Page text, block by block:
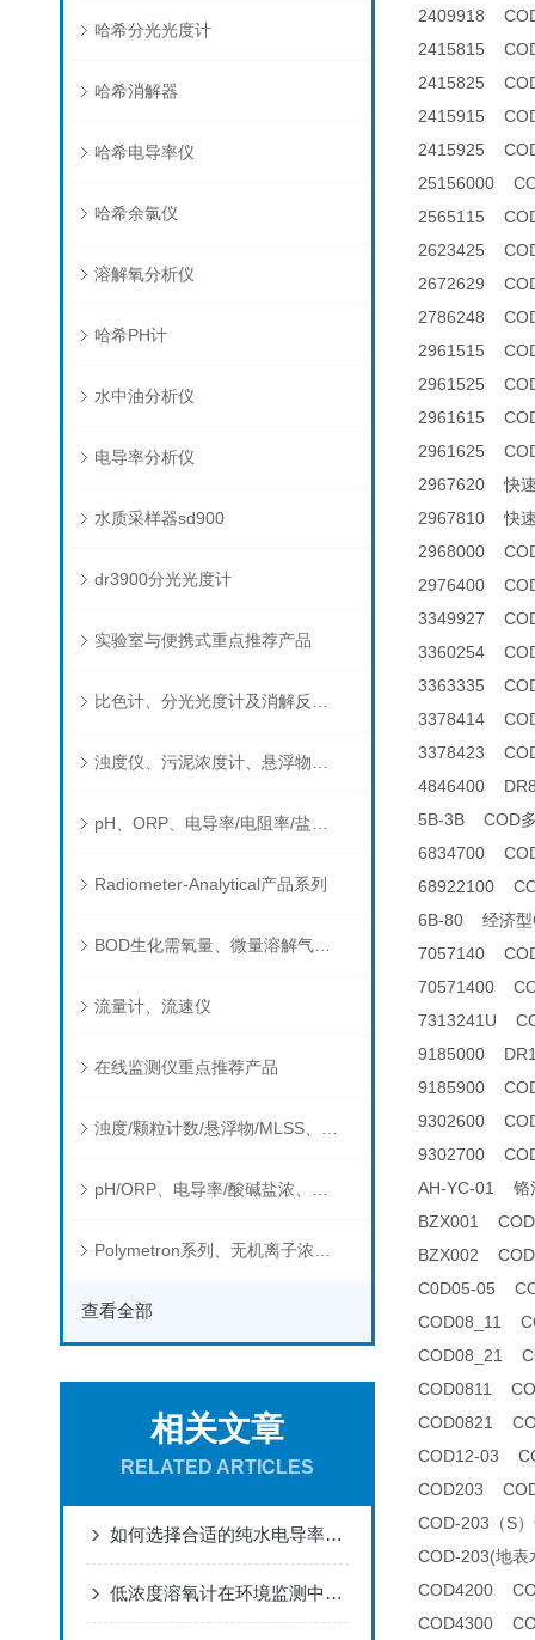
哈希分光光度计
哈希消解器
哈希电导率仪
哈希余氯仪
溶解氧分析仪
哈希PH计
水中油分析仪
电导率分析仪
水质采样器sd900
dr3900分光光度计
实验室与便携式重点推荐产品
Radiometer-Analytical产品系列
BOD生化需氧量、微量溶解气体和现场水质测试组件以及其他分析仪
流量计、流速仪
在线监测仪重点推荐产品
查看全部
相关文章
RELATED ARTICLES
如何选择合适的纯水电导率分析仪
低浓度溶氧计在环境监测中有哪些应用？
2409918
2415815
2415825
2415915
2415925
25156000
2565115
2623425
2672629
2786248
2961515
2961525
2961615
2961625
2967620 快速
2967810 快速
2968000
2976400
3349927
3360254
3363335
3378414
3378423
4846400
5B-3B COD
6834700
68922100
6B-80 经济型
7057140
70571400
7313241U
9185000
9185900 COD
9302600
9302700
AH-YC-01 铬
BZX001
BZX002
C0D05-05
COD08_11
COD08_21
COD0811
COD0821
COD12-03
COD203
COD-203（S
COD-203(地
COD4200
COD4300